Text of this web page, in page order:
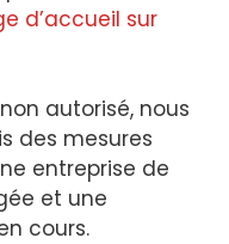
d’accueil sur
autorisé, nous
des mesures
entreprise de
et une
cours.